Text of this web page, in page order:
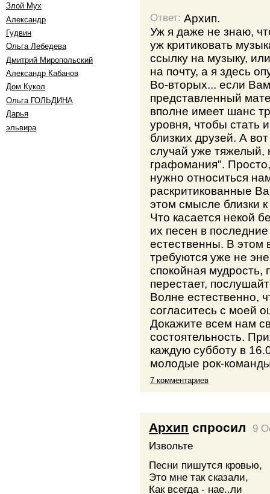
Злой Мух
Александр
Гудвин
Ольга Лебедева
Дмитрий Миропольский
Александр Кабанов
Дом Кукол
Oльга ГОЛЬДИНА
Дарья
эльвира
Ответ: Архип.
Уж я даже не знаю,
уж критиковать
ссылку на музыку,
на почту, а я здесь
Во-вторых... если
представленный
вполне имеет шанс
уровня, чтобы стать
близких друзей. А
случай уже тяжелый,
графомания".
нужно относиться
раскритикованные
этом смысле близки
Что касается некой
их песен в
естественны. В этом
требуются уже не
спокойная мудрость,
перестает,
Волне естественно,
согласитесь с моей
Докажите всем нам
состоятельность.
каждую субботу в
молодые рок-
7 комментариев
Архип спросил
9
Извольте
Песни пишутся кровью,
Это мне так сказали,
Как всегда - нае..ли